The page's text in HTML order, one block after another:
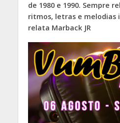
de 1980 e 1990. Sempre
ritmos, letras e melodias
relata Marback JR